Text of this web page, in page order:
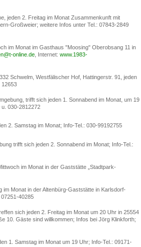
jeden 2. Freitag im Monat Zusammenkunft mit
Großweier; weitere Infos unter Tel.: 07843-2849
im Monat im Gasthaus "Moosing" Oberobsang 11 in
online.de , Internet: www.1983-
Schwelm, Westfälischer Hof, Hattingerstr. 91, jeden
12653
trifft sich jeden 1. Sonnabend im Monat, um 19
030-2812272
2. Samstag im Monat; Info-Tel.: 030-99192755
trifft sich jeden 2. Sonnabend im Monat; Info-Tel.:
im Monat in der Gaststätte „Stadtpark-
im Monat in der Altenbürg-Gaststätte in Karlsdorf-
40285
sich jeden 2. Freitag im Monat um 20 Uhr in 25554
10. Gäste sind willkommen; Infos bei Jörg Klinkforth;
1. Samstag im Monat um 19 Uhr; Info-Tel.: 09171-